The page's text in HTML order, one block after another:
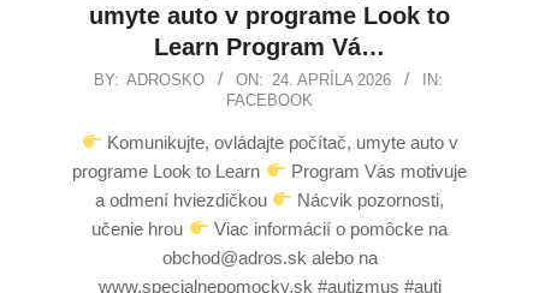
umyte auto v programe Look to
Learn Program Vá…
BY: ADROSKO ON: 24. APRÍLA 2026
IN:
FACEBOOK
Komunikujte, ovládajte počítač, umyte auto v
programe Look to Learn
Program Vás motivuje
a odmení hviezdičkou
Nácvik pozornosti,
učenie hrou
Viac informácií o pomôcke na
obchod@adros.sk alebo na
www.specialnepomocky.sk #autizmus #auti